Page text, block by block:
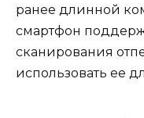
ранее длинной
смартфон
сканирования
использовать ее